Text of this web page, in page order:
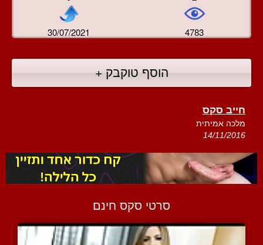
30/07/2021 4783
הוסף טוקבק +
חייב סקס
מלכה אמיתית
14/11/2016
סרטי סקס חינם